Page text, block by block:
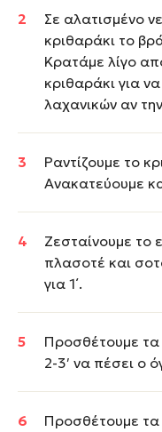
Σε αλατισμένο
κριθαράκι το
Κρατάμε λίγο
κριθαράκι για
λαχανικών αν
Ραντίζουμε το
Ανακατεύουμε
Ζεσταίνουμε το
πλασοτέ και
για 1΄.
Προσθέτουμε τα
2-3′ να πέσει ο
Προσθέτουμε τα